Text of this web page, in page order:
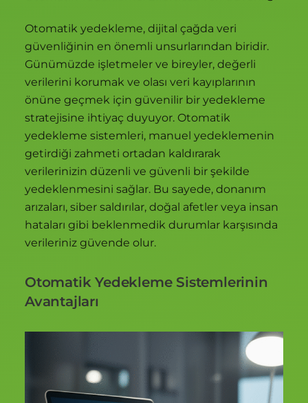
Otomatik yedekleme, dijital çağda veri
güvenliğinin en önemli unsurlarından biridir.
Günümüzde işletmeler ve bireyler, değerli
verilerini korumak ve olası veri kayıplarının
önüne geçmek için güvenilir bir yedekleme
stratejisine ihtiyaç duyuyor. Otomatik
yedekleme sistemleri, manuel yedeklemenin
getirdiği zahmeti ortadan kaldırarak
verilerinizin düzenli ve güvenli bir şekilde
yedeklenmesini sağlar. Bu sayede, donanım
arızaları, siber saldırılar, doğal afetler veya insan
hataları gibi beklenmedik durumlar karşısında
verileriniz güvende olur.
Otomatik Yedekleme Sistemlerinin
Avantajları